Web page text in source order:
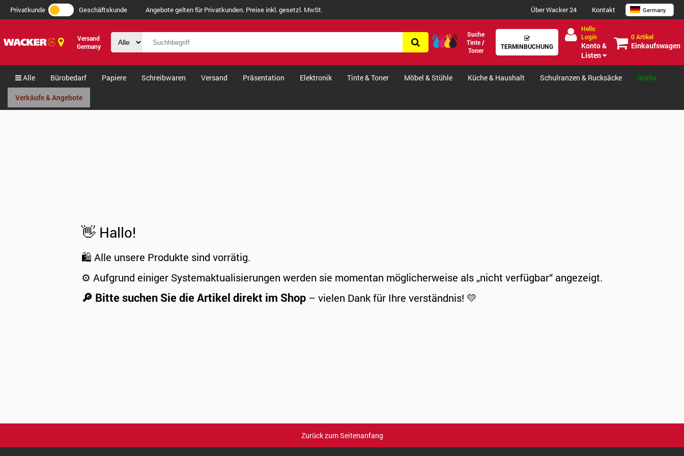
Privatkunde Geschäftskunde Angebote gelten für Privatkunden. Preise inkl. gesetzl. MwSt. Über Wacker 24 Kontakt Germany
Versand
Germany
Suche
Tinte /
Toner
TERMINBUCHUNG
Hello
Login
Konto &
Listen
0 Artikel
Einkaufswagen
Alle Bürobedarf Papiere Schreibwaren Versand Präsentation Elektronik Tinte & Toner Möbel & Stühle Küche & Haushalt Schulranzen & Rucksäcke Gratis
Verkäufe & Angebote
👋 Hallo!
🛍️ Alle unsere Produkte sind vorrätig.
⚙️ Aufgrund einiger Systemaktualisierungen werden sie momentan möglicherweise als „nicht verfügbar“ angezeigt.
🔎 Bitte suchen Sie die Artikel direkt im Shop – vielen Dank für Ihre verständnis! 💛
Zurück zum Seitenanfang